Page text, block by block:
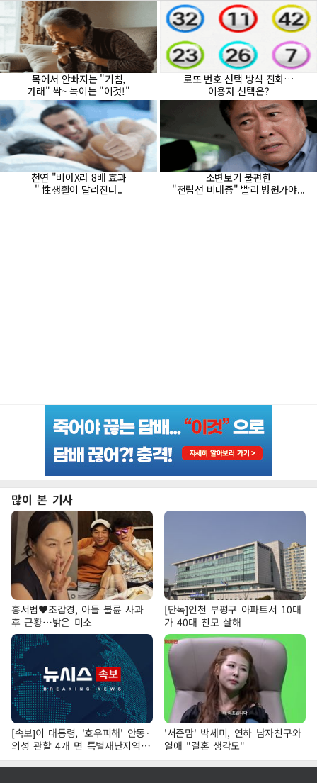
많이 본 기사
홍서범♥조갑경, 아들 불륜 사과
후 근황…밝은 미소
[단독]인천 부평구 아파트서 10대
가 40대 친모 살해
[속보]이 대통령, '호우피해' 안동·
의성 관할 4개 면 특별재난지역
선포
'서준맘' 박세미, 연하 남자친구와
열애 "결혼 생각도"